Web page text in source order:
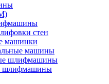
стен
машинки
машины
шлифмашины
шлифмашины